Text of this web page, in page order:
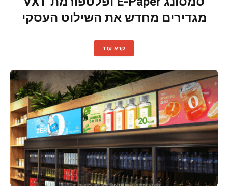
מגדירים מחדש את השילוט העסקי
קרא עוד